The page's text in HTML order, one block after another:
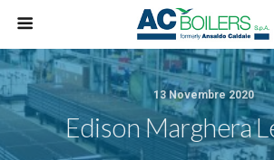
13 Novembre 2020
Edison Marghera